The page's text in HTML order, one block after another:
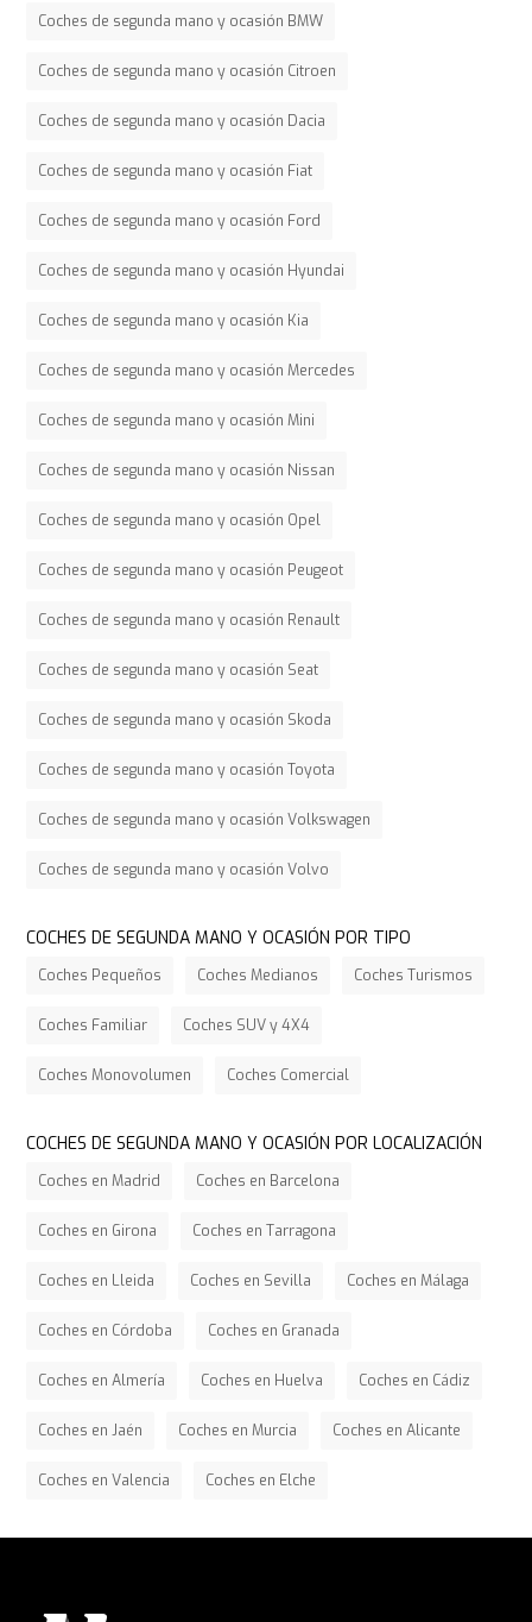
Coches de segunda mano y ocasión BMW
Coches de segunda mano y ocasión Citroen
Coches de segunda mano y ocasión Dacia
Coches de segunda mano y ocasión Fiat
Coches de segunda mano y ocasión Ford
Coches de segunda mano y ocasión Hyundai
Coches de segunda mano y ocasión Kia
Coches de segunda mano y ocasión Mercedes
Coches de segunda mano y ocasión Mini
Coches de segunda mano y ocasión Nissan
Coches de segunda mano y ocasión Opel
Coches de segunda mano y ocasión Peugeot
Coches de segunda mano y ocasión Renault
Coches de segunda mano y ocasión Seat
Coches de segunda mano y ocasión Skoda
Coches de segunda mano y ocasión Toyota
Coches de segunda mano y ocasión Volkswagen
Coches de segunda mano y ocasión Volvo
COCHES DE SEGUNDA MANO Y OCASIÓN POR TIPO
Coches Pequeños Coches Medianos Coches Turismos
Coches Familiar Coches SUV y 4X4
Coches Monovolumen Coches Comercial
COCHES DE SEGUNDA MANO Y OCASIÓN POR LOCALIZACIÓN
Coches en Madrid Coches en Barcelona
Coches en Girona Coches en Tarragona
Coches en Lleida Coches en Sevilla Coches en Málaga
Coches en Córdoba Coches en Granada
Coches en Almería Coches en Huelva Coches en Cádiz
Coches en Jaén Coches en Murcia Coches en Alicante
Coches en Valencia Coches en Elche